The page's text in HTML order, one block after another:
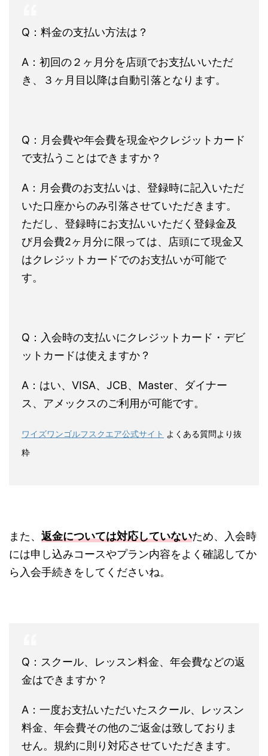
Q：料金の支払い方法は？
A：初回の２ヶ月分を店頭でお支払いいただ
き、３ヶ月目以降は自動引落となります。
Q：月会費や年会費を現金やクレジットカード
で支払うことはできますか？
A：月会費のお支払いは、登録時に記入いただ
いた口座からのみ引落させていただきます。
ただし、登録時にお支払いいただく登録金及
び月会費2ヶ月分に限っては、店頭にて現金又
はクレジットカードでのお支払いが可能で
す。
Q：入会時の支払いにクレジットカード・デビ
ットカードは使えますか？
A：はい、VISA、JCB、Master、ダイナー
ス、アメックスのご利用が可能です。
ワイズワンゴルフスクエア公式サイト よくある質問より抜
粋
また、 返金については対応していないため、入会時
には申し込みコースやプラン内容をよく確認してか
ら入会手続きをしてくださいね。
Q：スクール、レッスン料金、年会費などの返
金はできますか？
A：一度お支払いただいたスクール、レッスン
料金、年会費その他のご返金は致しておりま
せん。規約に則り対応させていただきます。